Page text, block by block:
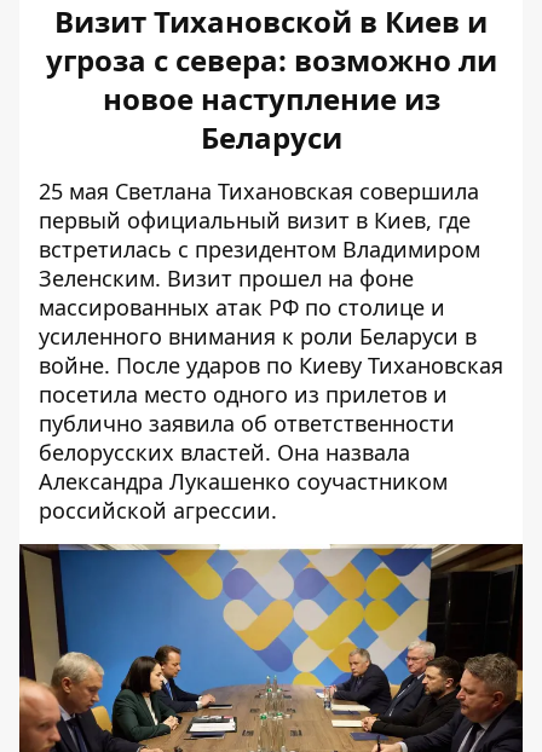
Визит Тихановской в ​​Киев и
угроза с севера: возможно ли
новое наступление из
Беларуси
25 мая Светлана Тихановская совершила
первый официальный визит в Киев, где
встретилась с президентом Владимиром
Зеленским. Визит прошел на фоне
массированных атак РФ по столице и
усиленного внимания к роли Беларуси в
войне. После ударов по Киеву Тихановская
посетила место одного из прилетов и
публично заявила об ответственности
белорусских властей. Она назвала
Александра Лукашенко соучастником
российской агрессии.